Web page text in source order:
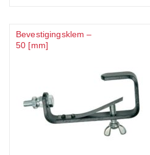
Bevestigingsklem –
50 [mm]